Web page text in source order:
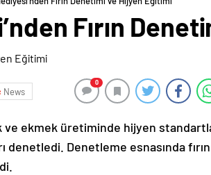
Fırın
News
0
ve ekmek üretiminde hijyen
denetledi. Denetleme esnasında fırın